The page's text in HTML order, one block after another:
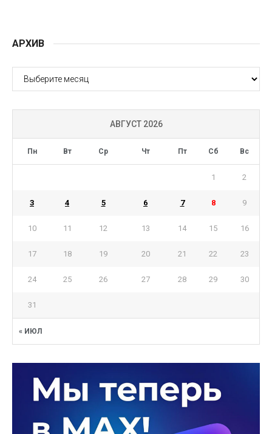
АРХИВ
АРХИВ
АВГУСТ 2026
Пн Вт Ср Чт Пт Сб Вс
« ИЮЛ
1 2
3 4 5 6 7 8 9
10 11 12 13 14 15 16
17 18 19 20 21 22 23
24 25 26 27 28 29 30
31